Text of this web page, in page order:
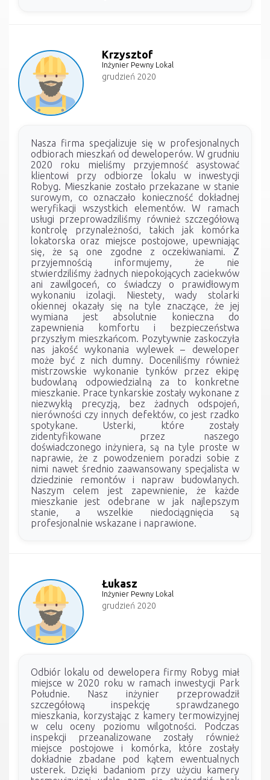
Krzysztof
Inżynier Pewny Lokal
grudzień 2020
Nasza firma specjalizuje się w profesjonalnych
odbiorach mieszkań od deweloperów. W grudniu
2020 roku mieliśmy przyjemność asystować
klientowi przy odbiorze lokalu w inwestycji
Robyg. Mieszkanie zostało przekazane w stanie
surowym, co oznaczało konieczność dokładnej
weryfikacji wszystkich elementów. W ramach
usługi przeprowadziliśmy również szczegółową
kontrolę przynależności, takich jak komórka
lokatorska oraz miejsce postojowe, upewniając
się, że są one zgodne z oczekiwaniami. Z
przyjemnością informujemy, że nie
stwierdziliśmy żadnych niepokojących zaciekwów
ani zawilgoceń, co świadczy o prawidłowym
wykonaniu izolacji. Niestety, wady stolarki
okiennej okazały się na tyle znaczące, że jej
wymiana jest absolutnie konieczna do
zapewnienia komfortu i bezpieczeństwa
przyszłym mieszkańcom. Pozytywnie zaskoczyła
nas jakość wykonania wylewek – deweloper
może być z nich dumny. Doceniliśmy również
mistrzowskie wykonanie tynków przez ekipę
budowlaną odpowiedzialną za to konkretne
mieszkanie. Prace tynkarskie zostały wykonane z
niezwykłą precyzją, bez żadnych odspojeń,
nierówności czy innych defektów, co jest rzadko
spotykane. Usterki, które zostały
zidentyfikowane przez naszego
doświadczonego inżyniera, są na tyle proste w
naprawie, że z powodzeniem poradzi sobie z
nimi nawet średnio zaawansowany specjalista w
dziedzinie remontów i napraw budowlanych.
Naszym celem jest zapewnienie, że każde
mieszkanie jest odebrane w jak najlepszym
stanie, a wszelkie niedociągnięcia są
profesjonalnie wskazane i naprawione.
Łukasz
Inżynier Pewny Lokal
grudzień 2020
Odbiór lokalu od dewelopera firmy Robyg miał
miejsce w 2020 roku w ramach inwestycji Park
Południe. Nasz inżynier przeprowadził
szczegółową inspekcję sprawdzanego
mieszkania, korzystając z kamery termowizyjnej
w celu oceny poziomu wilgotności. Podczas
inspekcji przeanalizowane zostały również
miejsce postojowe i komórka, które zostały
dokładnie zbadane pod kątem ewentualnych
usterek. Dzięki badaniom przy użyciu kamery